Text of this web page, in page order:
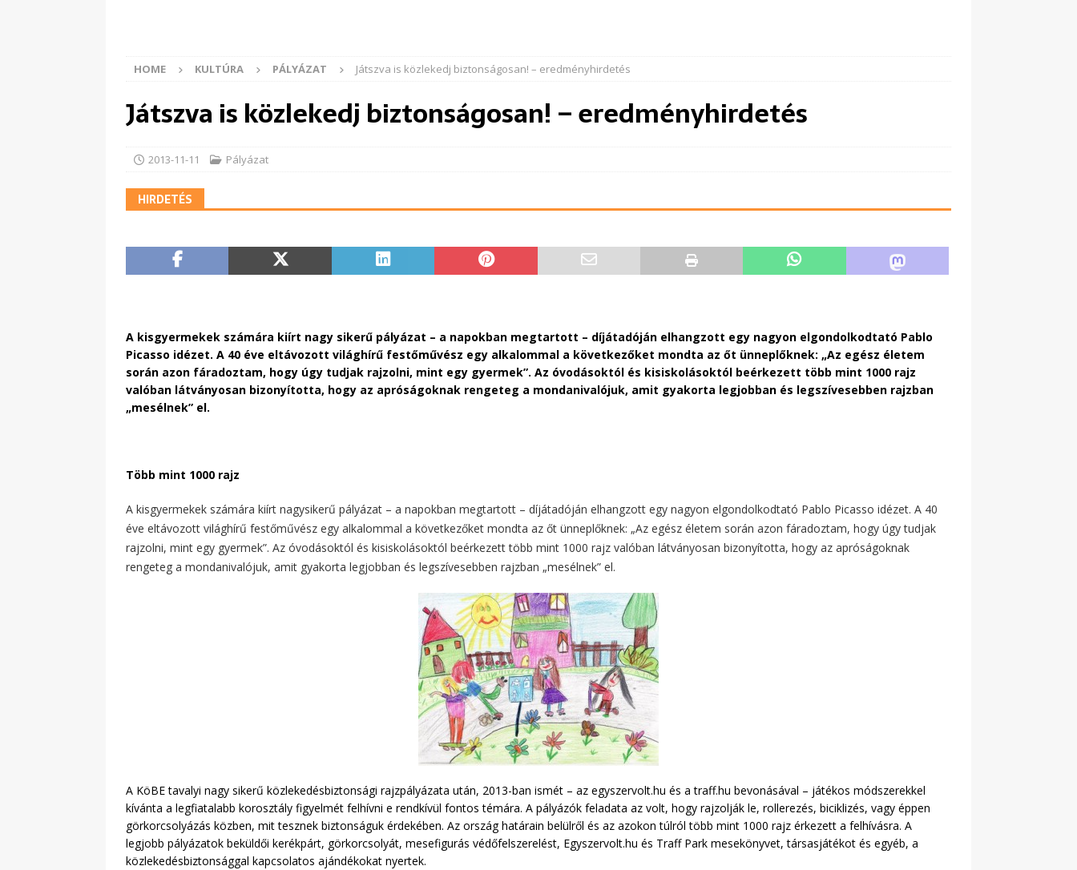
HOME KULTÚRA PÁLYÁZAT Játszva is közlekedj biztonságosan! – eredményhirdetés
Játszva is közlekedj biztonságosan! – eredményhirdetés
2013-11-11 Pályázat
HIRDETÉS
A kisgyermekek számára kiírt nagy sikerű pályázat – a napokban megtartott – díjátadóján elhangzott egy nagyon elgondolkodtató Pablo
Picasso idézet. A 40 éve eltávozott világhírű festőművész egy alkalommal a következőket mondta az őt ünneplőknek: „Az egész életem
során azon fáradoztam, hogy úgy tudjak rajzolni, mint egy gyermek”. Az óvodásoktól és kisiskolásoktól beérkezett több mint 1000 rajz
valóban látványosan bizonyította, hogy az apróságoknak rengeteg a mondanivalójuk, amit gyakorta legjobban és legszívesebben rajzban
„mesélnek” el.
Több mint 1000 rajz
A kisgyermekek számára kiírt nagysikerű pályázat – a napokban megtartott – díjátadóján elhangzott egy nagyon elgondolkodtató Pablo Picasso idézet. A 40
éve eltávozott világhírű festőművész egy alkalommal a következőket mondta az őt ünneplőknek: „Az egész életem során azon fáradoztam, hogy úgy tudjak
rajzolni, mint egy gyermek”. Az óvodásoktól és kisiskolásoktól beérkezett több mint 1000 rajz valóban látványosan bizonyította, hogy az apróságoknak
rengeteg a mondanivalójuk, amit gyakorta legjobban és legszívesebben rajzban „mesélnek” el.
A KöBE tavalyi nagy sikerű közlekedésbiztonsági rajzpályázata után, 2013-ban ismét – az egyszervolt.hu és a traff.hu bevonásával – játékos módszerekkel
kívánta a legfiatalabb korosztály figyelmét felhívni e rendkívül fontos témára. A pályázók feladata az volt, hogy rajzolják le, rollerezés, biciklizés, vagy éppen
görkorcsolyázás közben, mit tesznek biztonságuk érdekében. Az ország határain belülről és az azokon túlról több mint 1000 rajz érkezett a felhívásra. A
legjobb pályázatok beküldői kerékpárt, görkorcsolyát, mesefigurás védőfelszerelést, Egyszervolt.hu és Traff Park mesekönyvet, társasjátékot és egyéb, a
közlekedésbiztonsággal kapcsolatos ajándékokat nyertek.